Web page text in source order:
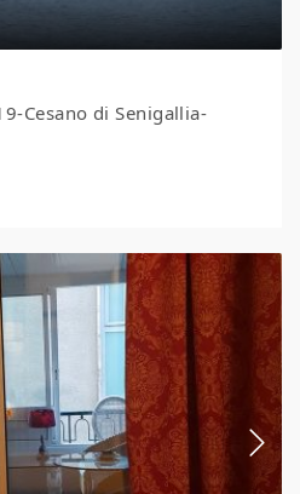
Cesano di Senigallia-